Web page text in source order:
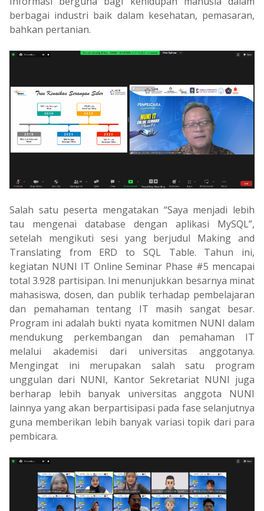
berbagai industri baik dalam kesehatan, pemasaran,
bahkan pertanian.
Salah satu peserta mengatakan “Saya menjadi lebih
tau mengenai database dengan aplikasi MySQL”,
setelah mengikuti sesi yang berjudul Making and
Translating from ERD to SQL Table. Tahun ini,
kegiatan NUNI IT Online Seminar Phase #5 mencapai
total 3.928 partisipan. Ini menunjukkan besarnya minat
mahasiswa, dosen, dan publik terhadap pembelajaran
dan pemahaman tentang IT masih sangat besar.
Program ini adalah bukti nyata komitmen NUNI dalam
mendukung perkembangan dan pemahaman IT
melalui akademisi dari universitas anggotanya.
Mengingat ini merupakan salah satu program
unggulan dari NUNI, Kantor Sekretariat NUNI juga
berharap lebih banyak universitas anggota NUNI
lainnya yang akan berpartisipasi pada fase selanjutnya
guna memberikan lebih banyak variasi topik dari para
pembicara.